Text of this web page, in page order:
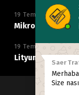
Saer
Size
19 Temmuz 2026
Mikro beton
19 Temmuz 2026
Lityum silikat ile